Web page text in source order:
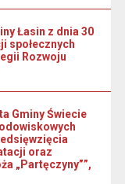
Łasin z dnia 30
społecznych
Rozwoju
Gminy Świecie
oraz
„Partęczyny””,